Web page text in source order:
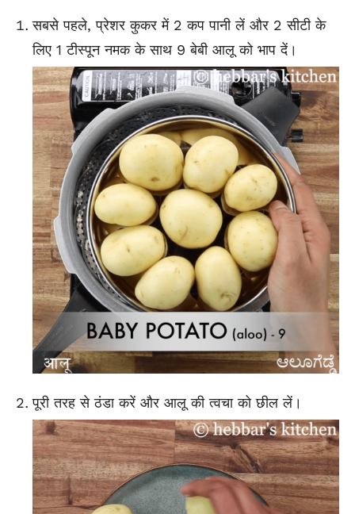
सबसे पहले, प्रेशर कुकर में 2 कप पानी लें और 2 सीटी के
लिए 1 टीस्पून नमक के साथ 9 बेबी आलू को भाप दें।
पूरी तरह से ठंडा करें और आलू की त्वचा को छील लें।